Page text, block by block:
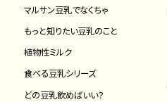
マルサン豆乳でなくちゃ
もっと知りたい豆乳のこと
植物性ミルク
食べる豆乳シリーズ
どの豆乳飲めばいい？